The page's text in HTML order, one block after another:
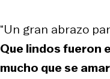
“Un gran abrazo
Que lindos fueron
mucho que se